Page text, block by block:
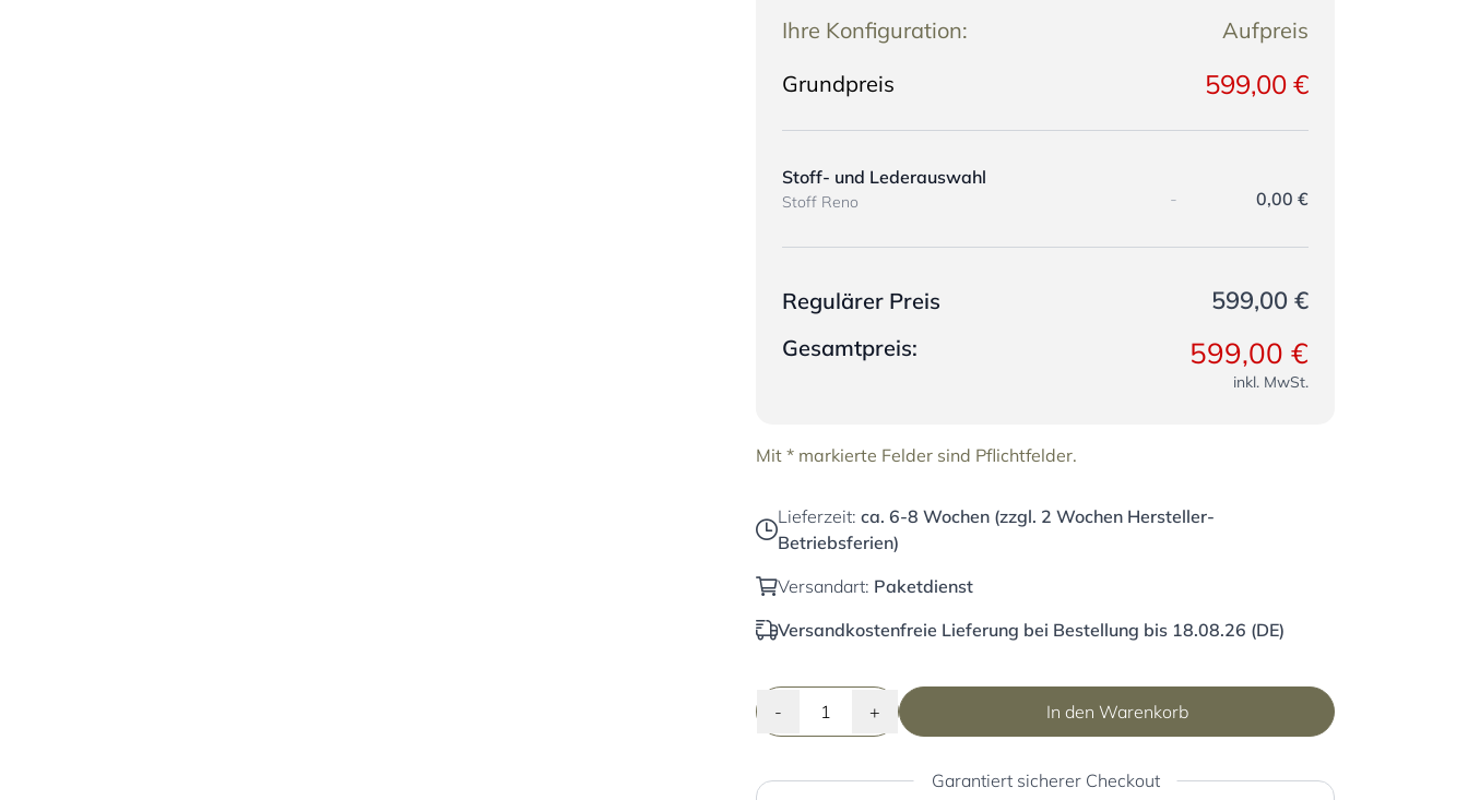
Ihre Konfiguration:
Aufpreis
Grundpreis
599,00 €
Stoff- und Lederauswahl
Stoff Reno - 0,00 €
Regulärer Preis 599,00 €
Gesamtpreis: 599,00 €
inkl. MwSt.
Mit * markierte Felder sind Pflichtfelder.
Lieferzeit: ca. 6-8 Wochen (zzgl. 2 Wochen Hersteller-
Betriebsferien)
Versandart: Paketdienst
Versandkostenfreie Lieferung bei Bestellung bis 18.08.26 (DE)
- + In den Warenkorb
Garantiert sicherer Checkout